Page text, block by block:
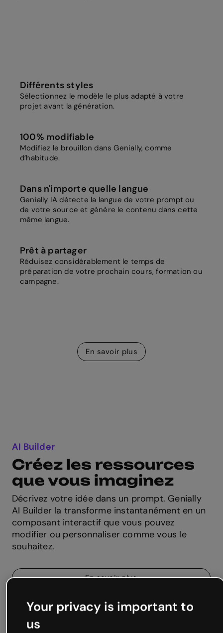
Différents styles
Sélectionnez le modèle le plus adapté à votre
projet avant la génération.
100% modifiable
Modifiez le brouillon dans Genially, comme
d’habitude.
Dans n'importe quelle langue
Genially IA détecte la langue de votre prompt ou
de votre source et génère le contenu dans cette
même langue.
Prêt à partager
Réduisez considérablement le temps de
préparation de votre prochain cours, formation ou
campagne.
En savoir plus
AI Builder
Créez les ressources
que vous imaginez
Décrivez votre idée dans un prompt. Genially
AI Builder la transforme instantanément en un
composant interactif que vous pouvez
modifier ou personnaliser comme vous le
souhaitez.
En savoir plus
Your privacy is important to
us